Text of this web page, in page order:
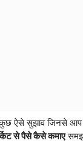
ऐसे सुझाव जिनसे
से पैसे कैसे कमाएसमझ